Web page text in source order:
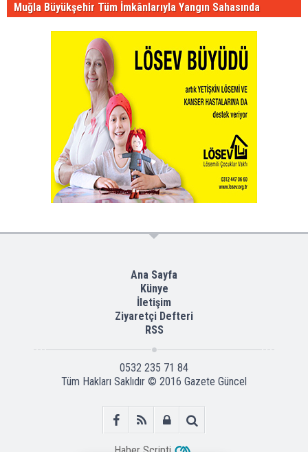
Muğla Büyükşehir Tüm İmkânlarıyla Yangın Sahasında
Ana Sayfa
Künye
İletişim
Ziyaretçi Defteri
RSS
0532 235 71 84
Tüm Hakları Saklıdır © 2016 Gazete Güncel